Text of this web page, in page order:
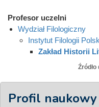
Profesor uczelni
Wydział Filologiczny
Instytut Filologii
Zakład Historii
Profil naukowy